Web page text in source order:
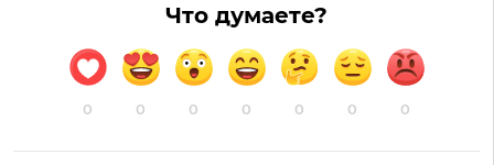
Что думаете?
0 0 0 0 0 0 0